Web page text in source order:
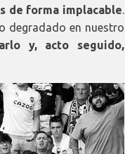
de forma implacable.
degradado en nuestro
y, acto seguido,